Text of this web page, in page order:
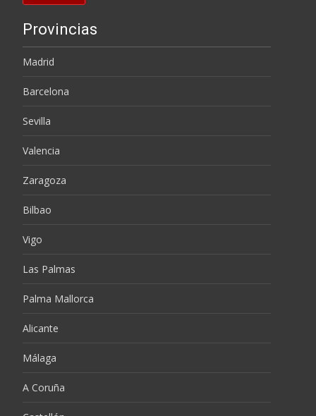
Provincias
Madrid
Barcelona
Sevilla
Valencia
Zaragoza
Bilbao
Vigo
Las Palmas
Palma Mallorca
Alicante
Málaga
A Coruña